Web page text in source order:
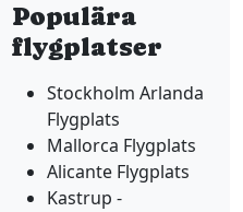
Populära
flygplatser
Stockholm Arlanda
Flygplats
Mallorca Flygplats
Alicante Flygplats
Kastrup -